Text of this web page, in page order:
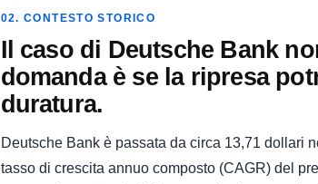
02. CONTESTO STORICO
Il caso di Deutsche Bank
domanda è se la ripresa
duratura.
Deutsche Bank è passata da circa 13,71 dollari
tasso di crescita annuo composto (CAGR) del